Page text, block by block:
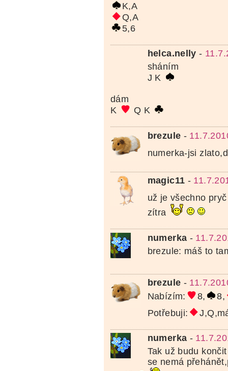
K,A
Q,A
5,6
helca.nelly -
sháním
J K
dám
K
Q K
brezule -
numerka-jsi
magic11 -
už je všechno
zítra
numerka -
brezule: máš to
brezule -
Nabízím:
8,
8,
Potřebuji:
numerka -
Tak už budu
se nemá